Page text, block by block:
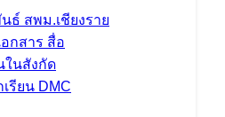
ธ์ สพม.เชียงราย
กสาร สื่อ
ในสังกัด
รียน DMC
ปี2567 ดาวน์โหลด